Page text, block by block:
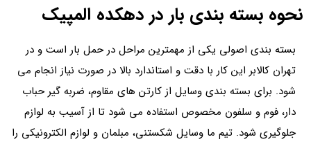
نحوه بسته بندی بار در دهکده المپیک
بسته بندی اصولی یکی از مهمترین مراحل در حمل بار است و در
تهران کالابر این کار با دقت و استاندارد بالا در صورت نیاز انجام می
شود. برای بسته بندی وسایل از کارتن‌ های مقاوم، ضربه گیر حباب‌
دار، فوم و سلفون مخصوص استفاده می شود تا از آسیب به لوازم
جلوگیری شود. تیم ما وسایل شکستنی، مبلمان و لوازم الکترونیکی را